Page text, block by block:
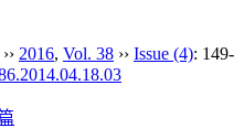
›› 2016, Vol. 38 ›› Issue (4): 149-